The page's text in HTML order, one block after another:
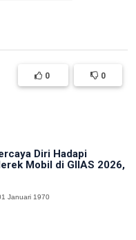
0 0
Diri Hadapi
Mobil di GIIAS 2026,
Januari 1970